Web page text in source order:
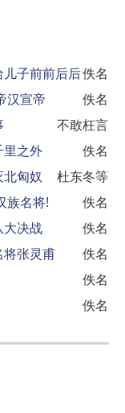
子前前后后佚名
汉宣帝
佚名
不敢枉言
里之外
佚名
匈奴
杜东冬等
族名将!
佚名
大决战
佚名
张灵甫
佚名
佚名
佚名